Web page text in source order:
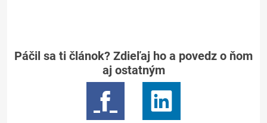
Páčil sa ti článok? Zdieľaj ho a povedz o ňom
aj ostatným